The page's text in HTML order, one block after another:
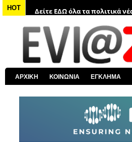
HOT
Δείτε ΕΔΩ όλα τα πολιτικά
Δείτε ΕΔΩ τις αποκαλύψεις
Δείτε ΕΔΩ όλα τα αστυνομικά
Δείτε ΕΔΩ όλα τα νέα από
Δείτε ΕΔΩ όλα τα νέα για
Δείτε ΕΔΩ όλες τις ειδήσεις
ΑΡΧΙΚΗ ΚΟΙΝΩΝΙΑ ΕΓΚΛΗΜΑ